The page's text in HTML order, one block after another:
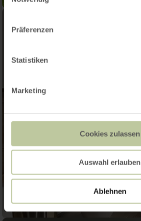
Präferenzen
Statistiken
Marketing
Cookies zulassen
Auswahl erlauben
Ablehnen